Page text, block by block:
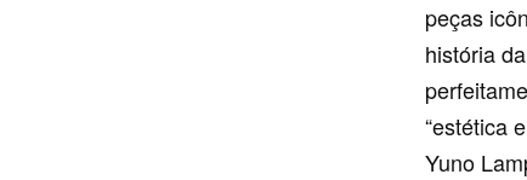
peças
história
“estética
Yuno